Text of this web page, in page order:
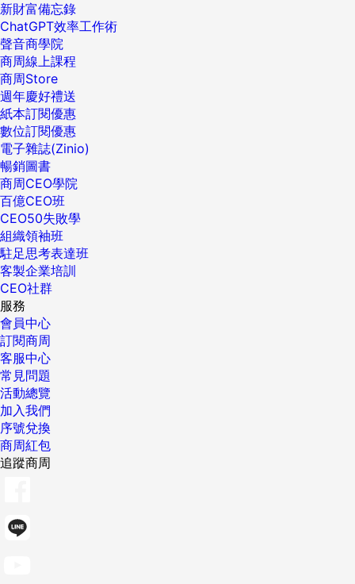
新財富備忘錄
ChatGPT效率工作術
聲音商學院
商周線上課程
商周Store
週年慶好禮送
紙本訂閱優惠
數位訂閱優惠
電子雜誌(Zinio)
暢銷圖書
商周CEO學院
百億CEO班
CEO50失敗學
組織領袖班
駐足思考表達班
客製企業培訓
CEO社群
服務
會員中心
訂閱商周
客服中心
常見問題
活動總覽
加入我們
序號兌換
商周紅包
追蹤商周